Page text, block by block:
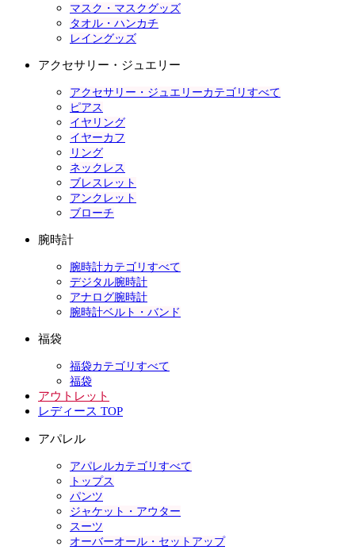
マスク・マスクグッズ
タオル・ハンカチ
レイングッズ
アクセサリー・ジュエリー
アクセサリー・ジュエリーカテゴリすべて
ピアス
イヤリング
イヤーカフ
リング
ネックレス
ブレスレット
アンクレット
ブローチ
腕時計
腕時計カテゴリすべて
デジタル腕時計
アナログ腕時計
腕時計ベルト・バンド
福袋
福袋カテゴリすべて
福袋
アウトレット
レディース TOP
アパレル
アパレルカテゴリすべて
トップス
パンツ
ジャケット・アウター
スーツ
オーバーオール・セットアップ